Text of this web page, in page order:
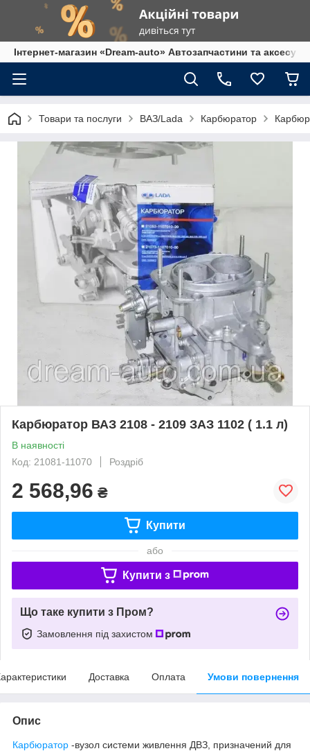
Інтернет-магазин «Dream-auto» Автозапчастини та
Товари та послуги ВАЗ/Lada Карбюратор
Карбюратор ВАЗ 2108 - 2109 ЗАЗ 1102 ( 1.1 л)
В наявності
Код: 21081-11070
Роздріб
2 568,96 ₴
Купити
або
Купити з
Що таке купити з Пром?
Замовлення під захистом
Доставка Оплата Умови повернення
Опис
Карбюратор -вузол системи живлення ДВЗ, призначений для